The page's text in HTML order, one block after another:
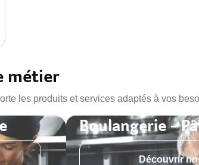
métier
les produits et services adaptés à vos
Boulangerie -
Découvrir